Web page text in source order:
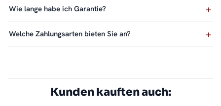
Wie lange habe ich Garantie?
Welche Zahlungsarten bieten Sie an?
Kunden kauften auch: